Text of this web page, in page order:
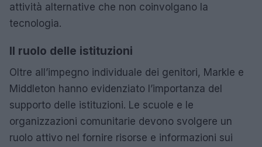
attività alternative che non coinvolgano la
tecnologia.
Il ruolo delle istituzioni
Oltre all’impegno individuale dei genitori, Markle e
Middleton hanno evidenziato l’importanza del
supporto delle istituzioni. Le scuole e le
organizzazioni comunitarie devono svolgere un
ruolo attivo nel fornire risorse e informazioni sui